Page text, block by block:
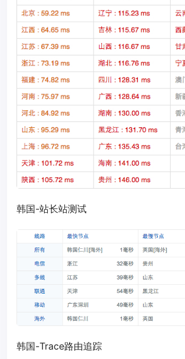
韩国-站长站测试
韩国-Trace路由追踪